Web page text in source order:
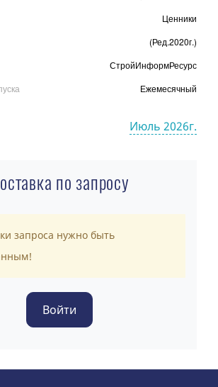
Ценники
(Ред.2020г.)
СтройИнформРесурс
Ежемесячный
Июль 2026г.
по запросу
запроса нужно быть